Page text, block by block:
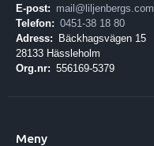
E-post: mail@liljenbergs.com
Telefon: 0451-38 18 80
Adress: Bäckhagsvägen 15
28133 Hässleholm
Org.nr: 556169-5379
Meny